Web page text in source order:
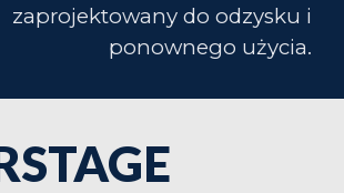
zaprojektowany do odzysku i
ponownego użycia.